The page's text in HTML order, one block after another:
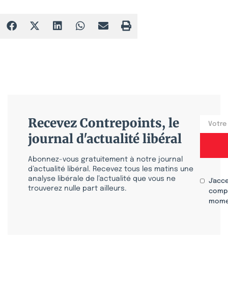
Recevez Contrepoints, le
journal d'actualité libéral
Abonnez-vous gratuitement à notre journal
d’actualité libéral. Recevez tous les matins une
analyse libérale de l’actualité que vous ne
trouverez nulle part ailleurs.